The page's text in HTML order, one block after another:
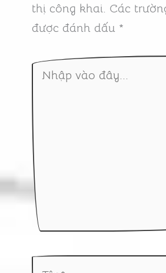
thị công khai. Các
được đánh dấu *
Nhập
vào
đây...
Tên*